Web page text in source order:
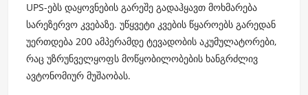
UPS-ებს დაყოვნების გარეშე გადაჰყავთ მოხმარება
სარეზერვო კვებაზე. უწყვეტი კვების წყაროებს გარედან
უერთდება 200 ამპერამდე ტევადობის აკუმულატორები,
რაც უზრუნველყოფს მოწყობილობების ხანგრძლივ
ავტონომიურ მუშაობას.